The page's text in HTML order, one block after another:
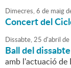
Dimecres,6 de maig
Concert del
Dissabte,25 d'abril de
Ball del dissabte
amb l'actuació de